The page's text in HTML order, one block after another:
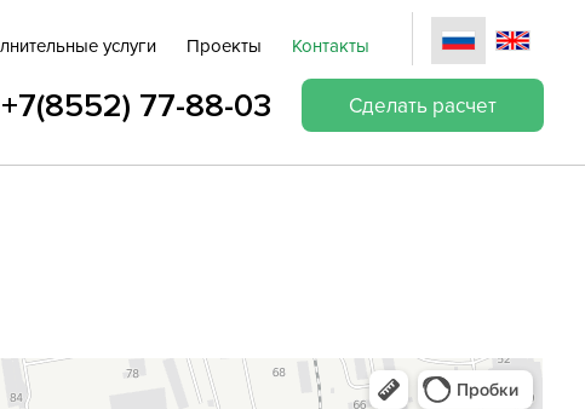
услуги Проекты Контакты
+7(8552) 77-88-03 Сделать расчет